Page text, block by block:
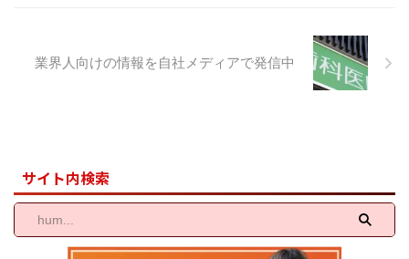
業界人向けの情報を自社メディアで発信中
サイト内検索